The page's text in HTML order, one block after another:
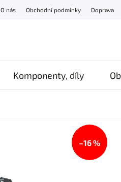
O nás Obchodní podmínky Doprava
Komponenty, díly
–16 %